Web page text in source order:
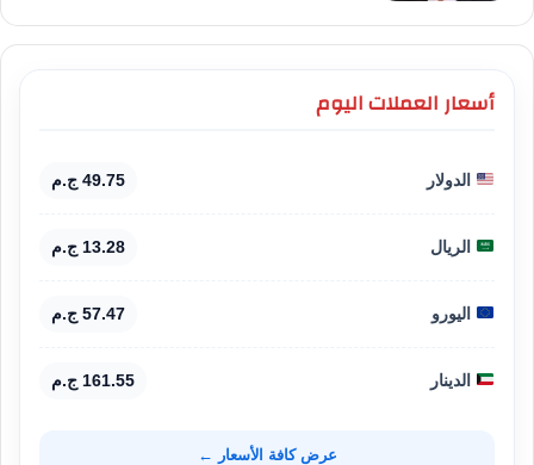
أسعار العملات اليوم
الدولار 49.75 ج.م
الريال 13.28 ج.م
اليورو 57.47 ج.م
الدينار 161.55 ج.م
عرض كافة الأسعار ←